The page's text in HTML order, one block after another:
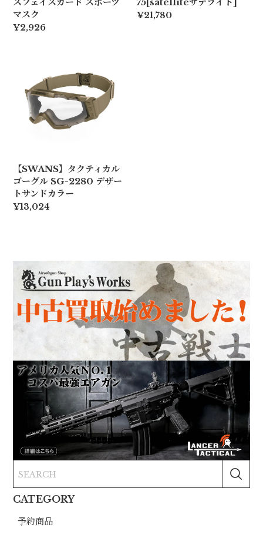
CATEGORY
予約商品
マスク
¥2,926
¥21,780
【SWANS】タクティカル
ゴーグル SG-2280 デザー
トサンドカラー
¥13,024